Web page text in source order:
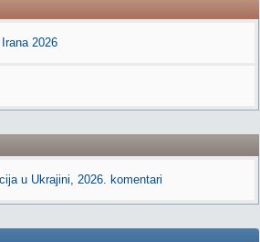
2026
u Ukrajini, 2026. komentari